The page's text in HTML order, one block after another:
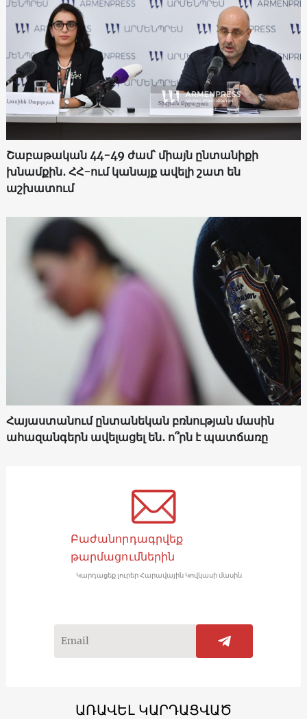
Շաբաթական 44-49 ժամ՝ միայն ընտանիքի
խնամքին․ ՀՀ-ում կանայք ավելի շատ են
աշխատում
Հայաստանում ընտանեկան բռնության մասին
ահազանգերն ավելացել են․ ո՞րն է պատճառը
Բաժանորդագրվեք
թարմացումներին
Կարդացեք լուրեր Հարավային Կովկասի մասին
ԱՌԱՎԵԼ ԿԱՐԴԱՑՎԱԾ